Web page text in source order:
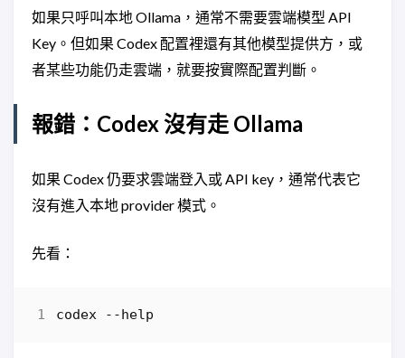
如果只呼叫本地 Ollama，通常不需要雲端模型 API
Key。但如果 Codex 配置裡還有其他模型提供方，或
者某些功能仍走雲端，就要按實際配置判斷。
報錯：Codex 沒有走 Ollama
如果 Codex 仍要求雲端登入或 API key，通常代表它
沒有進入本地 provider 模式。
先看：
codex - -help